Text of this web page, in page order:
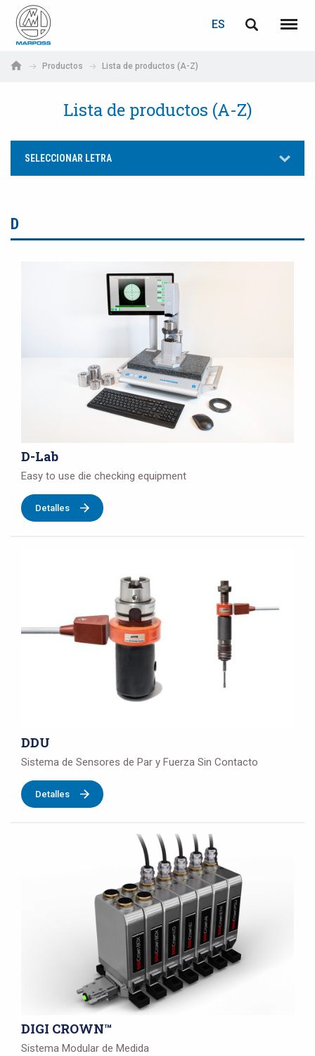
S.p.A.
ES
Menú
Productos Lista de productos (A-Z)
Lista de productos (A-Z)
SELECCIONAR LETRA
D
D-Lab
Easy to use die checking equipment
Detalles
DDU
Sistema de Sensores de Par y Fuerza Sin Contacto
Detalles
DIGI CROWN™
Sistema Modular de Medida
Deutsch
한국어 (Korean)
ACCEDER
Si aún no está registrado, puede hacerlo ahora: ¡es gratis!
Haga clic aquí